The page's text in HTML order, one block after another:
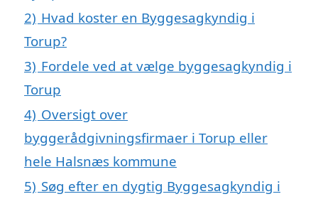
2) Hvad koster en Byggesagkyndig i
Torup?
3) Fordele ved at vælge byggesagkyndig i
Torup
4) Oversigt over
byggerådgivningsfirmaer i Torup eller
hele Halsnæs kommune
5) Søg efter en dygtig Byggesagkyndig i